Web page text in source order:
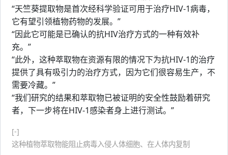
“天竺葵提取物是首次经科学验证可用于治疗HIV-1病毒，
它有望引领植物药物的发展。”
“因此它可能是已确认的抗HIV治疗方式的一种有效补
充。”
“此外，这种萃取物在资源有限的情况下为抗HIV-1的治疗
提供了具有吸引力的治疗方式，因为它们很容易生产，不
需要冷藏。”
“我们研究的结果和萃取物已被证明的安全性鼓励着研究
者，下一步将在HIV-1感染者身上进行测试。”
[-]
这种植物萃取物能阻止病毒入侵人体细胞、在人体内复制